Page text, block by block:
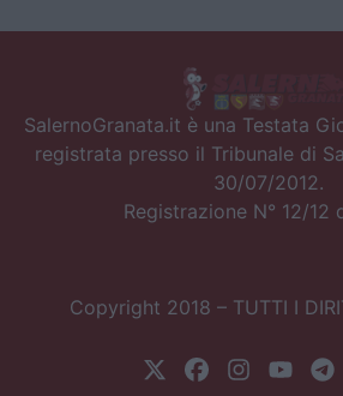
SalernoGranata.it è una Testata
registrata presso il Tribunale di
30/07/2012.
Registrazione N° 12/12
Copyright 2018 – TUTTI I